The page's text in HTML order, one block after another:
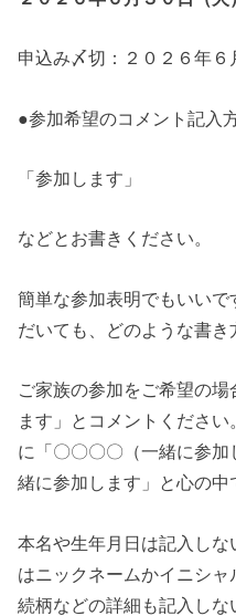
申込み〆切：２０２６年
●参加希望のコメント記入
「参加します」
などとお書きください。
簡単な参加表明でもいい
だいても、どのような書き
ご家族の参加をご希望の
ます」とコメントくださ
に「〇〇〇〇（一緒に参
緒に参加します」と心の中
本名や生年月日は記入し
はニックネームかイニシ
続柄などの詳細も記入し